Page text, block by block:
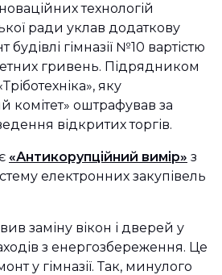
технологій
ради уклав додаткову
гімназії №10 вартістю
гривень. Підрядником
яку
комітет» оштрафував за
відкритих торгів.
«Антикорупційний вимір» з
електронних закупівель
заміну вікон і дверей у
з енергозбереження. Це
у гімназії. Так, минулого